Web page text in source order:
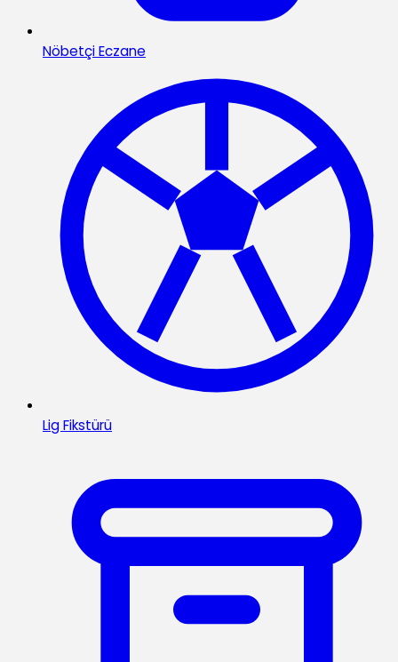
Nöbetçi Eczane
Lig Fikstürü